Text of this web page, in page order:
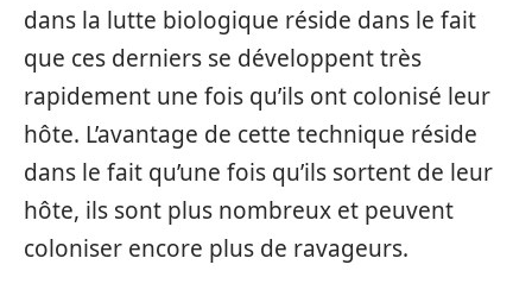
dans la lutte biologique réside dans le fait
que ces derniers se développent très
rapidement une fois qu’ils ont colonisé leur
hôte. L’avantage de cette technique réside
dans le fait qu’une fois qu’ils sortent de leur
hôte, ils sont plus nombreux et peuvent
coloniser encore plus de ravageurs.